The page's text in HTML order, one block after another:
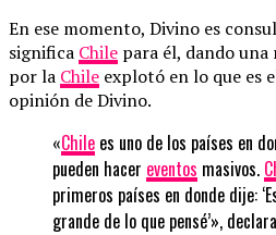
En ese momento, Divino es
significa Chile para él, dando
por la Chile explotó en lo que es
opinión de Divino.
«Chile es uno de los países en
pueden hacer eventos masivos.
primeros países en donde dije:
grande de lo que pensé’»,